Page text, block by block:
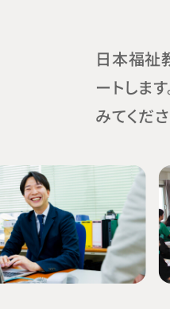
日本福祉
ートしま
みてくださ